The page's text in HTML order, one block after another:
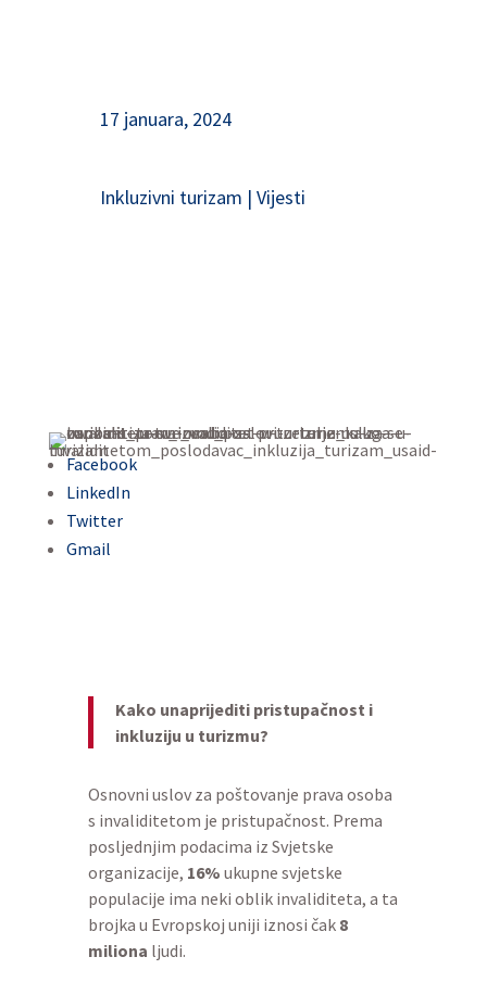
17 januara, 2024
Inkluzivni turizam | Vijesti
Facebook
LinkedIn
Twitter
Gmail
Kako unaprijediti pristupačnost i
inkluziju u turizmu?
Osnovni uslov za poštovanje prava osoba
s invaliditetom je pristupačnost. Prema
posljednjim podacima iz Svjetske
organizacije, 16% ukupne svjetske
populacije ima neki oblik invaliditeta, a ta
brojka u Evropskoj uniji iznosi čak 8
miliona ljudi.